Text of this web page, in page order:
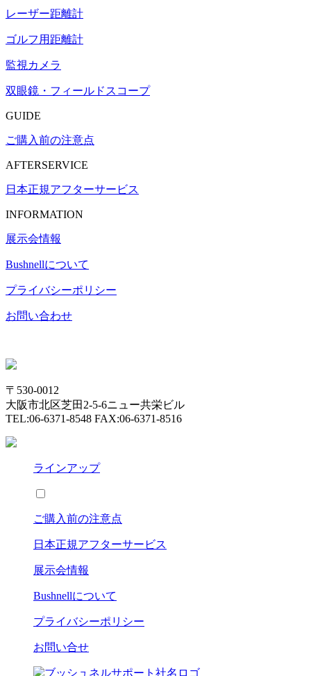
レーザー距離計
ゴルフ用距離計
監視カメラ
双眼鏡・フィールドスコープ
GUIDE
ご購入前の注意点
AFTERSERVICE
日本正規アフターサービス
INFORMATION
展示会情報
Bushnellについて
プライバシーポリシー
お問い合わせ
〒530-0012
大阪市北区芝田2-5-6ニュー共栄ビル
TEL:06-6371-8548 FAX:06-6371-8516
ラインアップ
ご購入前の注意点
日本正規アフターサービス
展示会情報
Bushnellについて
プライバシーポリシー
お問い合せ